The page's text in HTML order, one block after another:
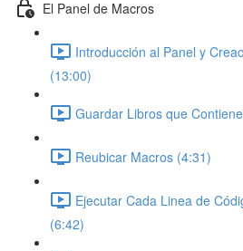
El Panel de Macros
Introducción al Panel y
(13:00)
Guardar Libros que
Reubicar Macros (4:31)
Ejecutar Cada Linea de
(6:42)